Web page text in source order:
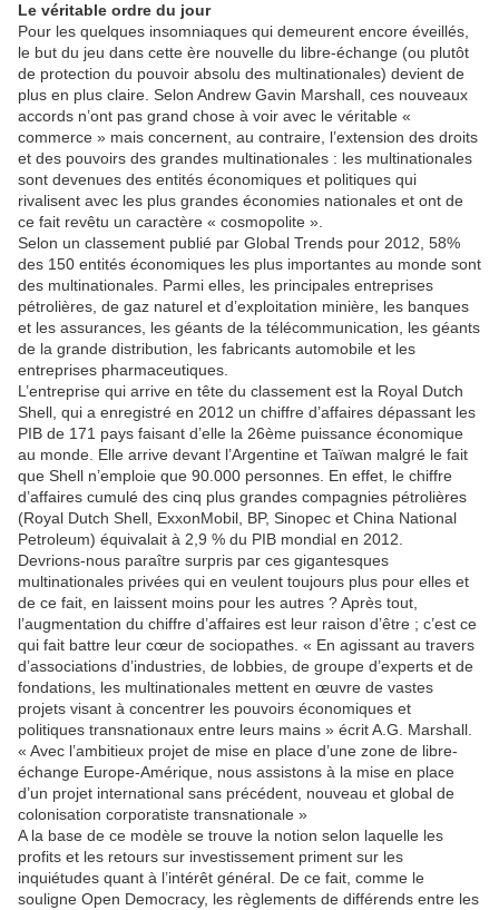
Le véritable ordre du jour
Pour les quelques insomniaques qui demeurent encore éveillés,
le but du jeu dans cette ère nouvelle du libre-échange (ou plutôt
de protection du pouvoir absolu des multinationales) devient de
plus en plus claire. Selon Andrew Gavin Marshall, ces nouveaux
accords n’ont pas grand chose à voir avec le véritable «
commerce » mais concernent, au contraire, l’extension des droits
et des pouvoirs des grandes multinationales : les multinationales
sont devenues des entités économiques et politiques qui
rivalisent avec les plus grandes économies nationales et ont de
ce fait revêtu un caractère « cosmopolite ».
Selon un classement publié par Global Trends pour 2012, 58%
des 150 entités économiques les plus importantes au monde sont
des multinationales. Parmi elles, les principales entreprises
pétrolières, de gaz naturel et d’exploitation minière, les banques
et les assurances, les géants de la télécommunication, les géants
de la grande distribution, les fabricants automobile et les
entreprises pharmaceutiques.
L’entreprise qui arrive en tête du classement est la Royal Dutch
Shell, qui a enregistré en 2012 un chiffre d’affaires dépassant les
PIB de 171 pays faisant d’elle la 26ème puissance économique
au monde. Elle arrive devant l’Argentine et Taïwan malgré le fait
que Shell n’emploie que 90.000 personnes. En effet, le chiffre
d’affaires cumulé des cinq plus grandes compagnies pétrolières
(Royal Dutch Shell, ExxonMobil, BP, Sinopec et China National
Petroleum) équivalait à 2,9 % du PIB mondial en 2012.
Devrions-nous paraître surpris par ces gigantesques
multinationales privées qui en veulent toujours plus pour elles et
de ce fait, en laissent moins pour les autres ? Après tout,
l’augmentation du chiffre d’affaires est leur raison d’être ; c’est ce
qui fait battre leur cœur de sociopathes. « En agissant au travers
d’associations d’industries, de lobbies, de groupe d’experts et de
fondations, les multinationales mettent en œuvre de vastes
projets visant à concentrer les pouvoirs économiques et
politiques transnationaux entre leurs mains » écrit A.G. Marshall.
« Avec l’ambitieux projet de mise en place d’une zone de libre-
échange Europe-Amérique, nous assistons à la mise en place
d’un projet international sans précédent, nouveau et global de
colonisation corporatiste transnationale »
A la base de ce modèle se trouve la notion selon laquelle les
profits et les retours sur investissement priment sur les
inquiétudes quant à l’intérêt général. De ce fait, comme le
souligne Open Democracy, les règlements de différends entre les